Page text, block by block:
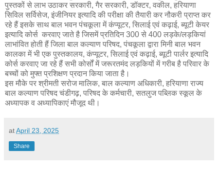
पुस्तकों से लाभ उठाकर सरकारी, गैर सरकारी, डॉक्टर, वकील, हरियाणा
सिविल सर्विसेज, इंजीनियर इत्यादि की परीक्षा की तैयारी कर नौकरी प्राप्त कर
रहे हैं इसके साथ बाल भवन पंचकूला में कंप्यूटर, सिलाई एवं कढ़ाई, ब्यूटी केयर
इत्यादि कोर्स करवाए जाते है जिसमें प्रतिदिन 300 से 400 लड़के/लड़कियां
लाभांवित होती हैं जिला बाल कल्याण परिषद, पंचकूला द्वारा मिनी बाल भवन
कालका में भी एक पुस्तकालय, कंप्यूटर, सिलाई एवं कढ़ाई, ब्यूटी पार्लर इत्यादि
कोर्स करवाए जा रहे हैं सभी कोर्सों में जरूरतमंद लड़कियों में गरीब है परिवार के
बच्चों को मुफ्त प्रशिक्षण प्रदान किया जाता है।
इस मौके पर श्रीमती सरोज मालिक, बाल कल्याण अधिकारी, हरियाणा राज्य
बाल कल्याण परिषद चंडीगढ़, परिषद के कर्मचारी, सतलुज पब्लिक स्कूल के
अध्यापक व अध्यापिकाएं मौजूद थी।
atApril 23, 2025
Share